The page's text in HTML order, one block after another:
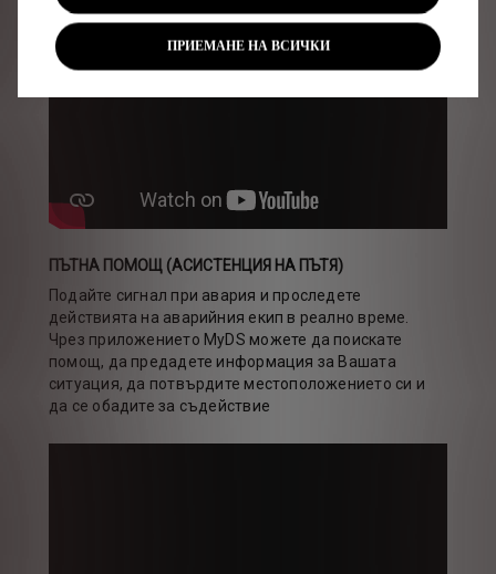
ПЪТНА ПОМОЩ (АСИСТЕНЦИЯ НА ПЪТЯ)
Подайте сигнал при авария и проследете
действията на аварийния екип в реално време.
Чрез приложението MyDS можете да поискате
помощ, да предадете информация за Вашата
ситуация, да потвърдите местоположението си и
да се обадите за съдействие
ПРИЕМАНЕ НА ВСИЧКИ